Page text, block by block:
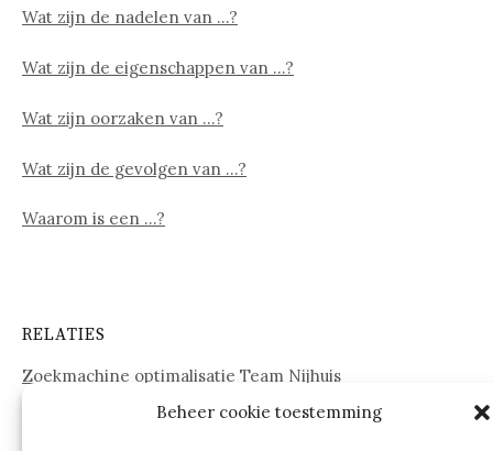
Beheer cookie toestemming
Wat zijn de nadelen van …?
Wat zijn de eigenschappen van …?
Wat zijn oorzaken van …?
Wat zijn de gevolgen van …?
Waarom is een …?
RELATIES
Zoekmachine optimalisatie Team Nijhuis